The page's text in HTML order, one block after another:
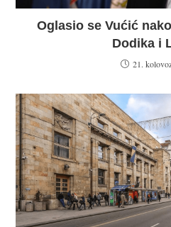
Oglasio se Vućić
Dodika i
21.